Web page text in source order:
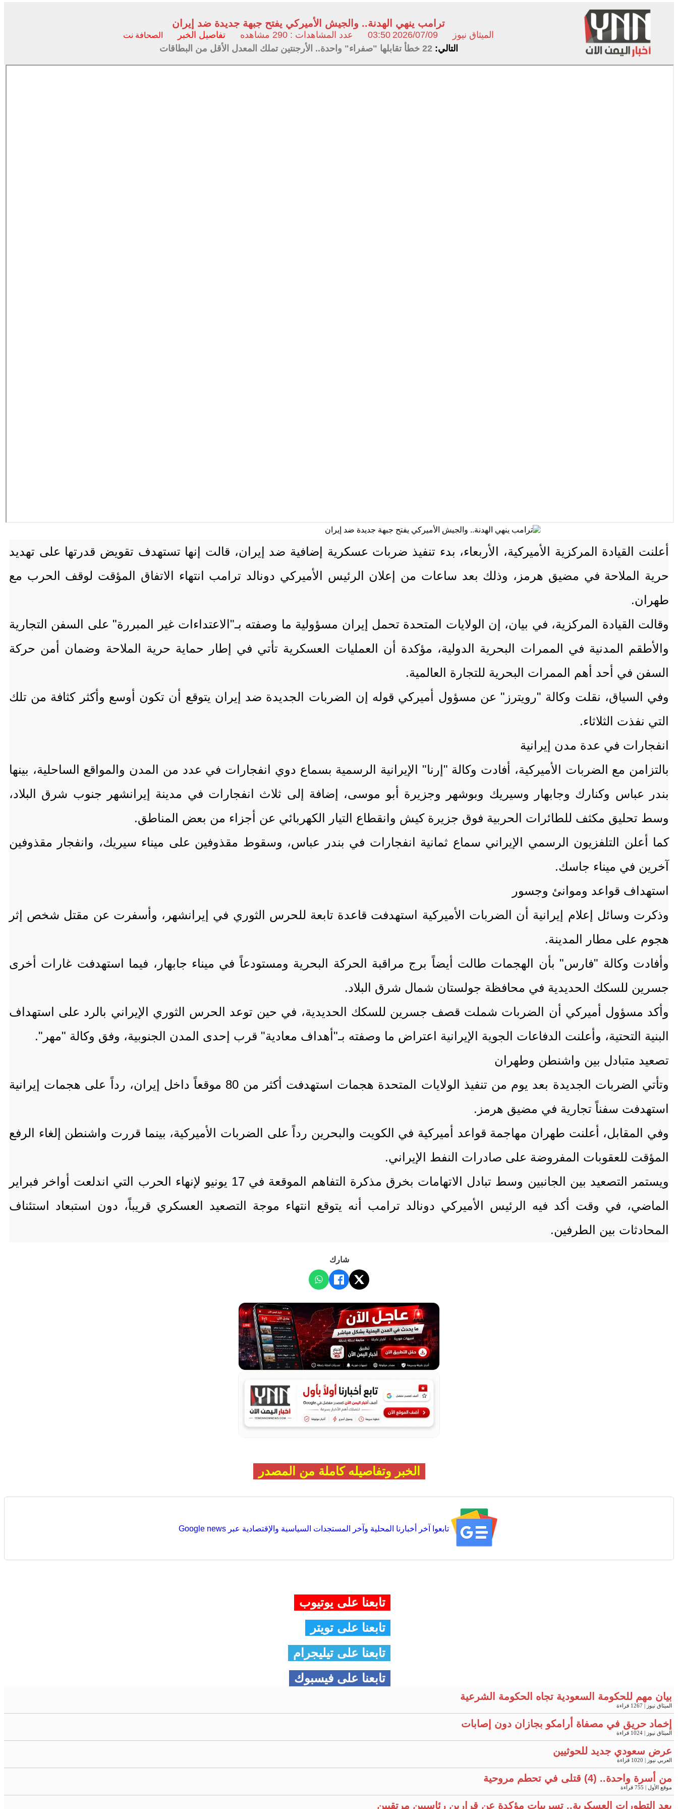
ترامب ينهي الهدنة.. والجيش الأميركي يفتح جبهة جديدة ضد إيران
الميثاق نيوز 2026/07/09
03:50 عدد المشاهدات : 290 مشاهده تفاصيل الخبر الصحافة نت
التالي:22 خطأ تقابلها "صفراء" واحدة.. الأرجنتين تملك المعدل الأقل من البطاقات
أعلنت القيادة المركزية الأميركية، الأربعاء، بدء تنفيذ ضربات عسكرية إضافية ضد إيران، قالت إنها تستهدف تقويض قدرتها على تهديد
حرية الملاحة في مضيق هرمز، وذلك بعد ساعات من إعلان الرئيس الأميركي دونالد ترامب انتهاء الاتفاق المؤقت لوقف الحرب مع
طهران.
وقالت القيادة المركزية، في بيان، إن الولايات المتحدة تحمل إيران مسؤولية ما وصفته بـ"الاعتداءات غير المبررة" على السفن التجارية
والأطقم المدنية في الممرات البحرية الدولية، مؤكدة أن العمليات العسكرية تأتي في إطار حماية حرية الملاحة وضمان أمن حركة
السفن في أحد أهم الممرات البحرية للتجارة العالمية.
وفي السياق، نقلت وكالة "رويترز" عن مسؤول أميركي قوله إن الضربات الجديدة ضد إيران يتوقع أن تكون أوسع وأكثر كثافة من تلك
التي نفذت الثلاثاء.
انفجارات في عدة مدن إيرانية
بالتزامن مع الضربات الأميركية، أفادت وكالة "إرنا" الإيرانية الرسمية بسماع دوي انفجارات في عدد من المدن والمواقع الساحلية، بينها
بندر عباس وكنارك وجابهار وسيريك وبوشهر وجزيرة أبو موسى، إضافة إلى ثلاث انفجارات في مدينة إيرانشهر جنوب شرق البلاد،
وسط تحليق مكثف للطائرات الحربية فوق جزيرة كيش وانقطاع التيار الكهربائي عن أجزاء من بعض المناطق.
كما أعلن التلفزيون الرسمي الإيراني سماع ثمانية انفجارات في بندر عباس، وسقوط مقذوفين على ميناء سيريك، وانفجار مقذوفين
آخرين في ميناء جاسك.
استهداف قواعد وموانئ وجسور
وذكرت وسائل إعلام إيرانية أن الضربات الأميركية استهدفت قاعدة تابعة للحرس الثوري في إيرانشهر، وأسفرت عن مقتل شخص إثر
هجوم على مطار المدينة.
وأفادت وكالة "فارس" بأن الهجمات طالت أيضاً برج مراقبة الحركة البحرية ومستودعاً في ميناء جابهار، فيما استهدفت غارات أخرى
جسرين للسكك الحديدية في محافظة جولستان شمال شرق البلاد.
وأكد مسؤول أميركي أن الضربات شملت قصف جسرين للسكك الحديدية، في حين توعد الحرس الثوري الإيراني بالرد على استهداف
البنية التحتية، وأعلنت الدفاعات الجوية الإيرانية اعتراض ما وصفته بـ"أهداف معادية" قرب إحدى المدن الجنوبية، وفق وكالة "مهر".
تصعيد متبادل بين واشنطن وطهران
وتأتي الضربات الجديدة بعد يوم من تنفيذ الولايات المتحدة هجمات استهدفت أكثر من 80 موقعاً داخل إيران، رداً على هجمات إيرانية
استهدفت سفناً تجارية في مضيق هرمز.
وفي المقابل، أعلنت طهران مهاجمة قواعد أميركية في الكويت والبحرين رداً على الضربات الأميركية، بينما قررت واشنطن إلغاء الرفع
المؤقت للعقوبات المفروضة على صادرات النفط الإيراني.
ويستمر التصعيد بين الجانبين وسط تبادل الاتهامات بخرق مذكرة التفاهم الموقعة في 17 يونيو لإنهاء الحرب التي اندلعت أواخر فبراير
الماضي، في وقت أكد فيه الرئيس الأميركي دونالد ترامب أنه يتوقع انتهاء موجة التصعيد العسكري قريباً، دون استبعاد استئناف
المحادثات بين الطرفين.
شارك
الخبر وتفاصيله كاملة من المصدر
تابعوا آخر أخبارنا المحلية وآخر المستجدات السياسية والإقتصادية عبر Google news
تابعنا على يوتيوب
تابعنا على تويتر
تابعنا على تيليجرام
تابعنا على فيسبوك
بيان مهم للحكومة السعودية تجاه الحكومة الشرعية
الميثاق نيوز | 1267 قراءة
إخماد حريق في مصفاة أرامكو بجازان دون إصابات
الميثاق نيوز | 1024 قراءة
عرض سعودي جديد للحوثيين
العربي نيوز | 1020 قراءة
من أسرة واحدة.. (4) قتلى في تحطم مروحية
موقع الأول | 755 قراءة
بعد التطورات العسكرية.. تسريبات مؤكدة عن قرارين رئاسيين مرتقبين